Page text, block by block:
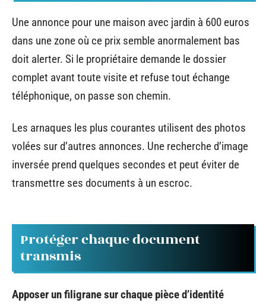
Une annonce pour une maison avec jardin à 600 euros
dans une zone où ce prix semble anormalement bas
doit alerter. Si le propriétaire demande le dossier
complet avant toute visite et refuse tout échange
téléphonique, on passe son chemin.
Les arnaques les plus courantes utilisent des photos
volées sur d’autres annonces. Une recherche d’image
inversée prend quelques secondes et peut éviter de
transmettre ses documents à un escroc.
Protéger chaque document
transmis
Apposer un filigrane sur chaque pièce d’identité